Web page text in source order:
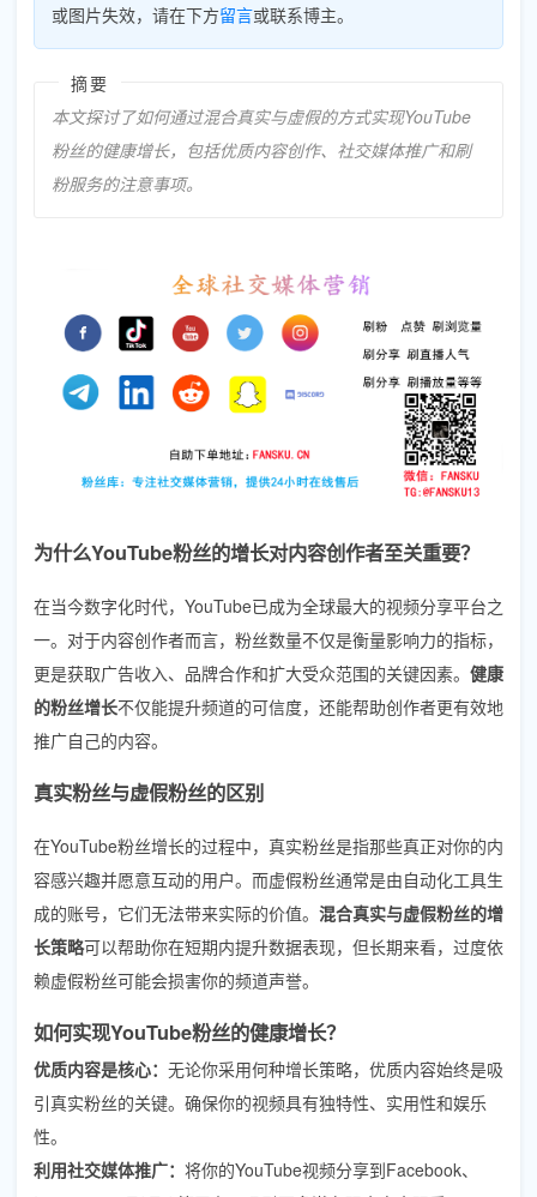
或图片失效，请在下方留言或联系博主。
摘要
本文探讨了如何通过混合真实与虚假的方式实现YouTube
粉丝的健康增长，包括优质内容创作、社交媒体推广和刷
粉服务的注意事项。
为什么YouTube粉丝的增长对内容创作者至关重要？
在当今数字化时代，YouTube已成为全球最大的视频分享平台之
一。对于内容创作者而言，粉丝数量不仅是衡量影响力的指标，
更是获取广告收入、品牌合作和扩大受众范围的关键因素。 健康
的粉丝增长不仅能提升频道的可信度，还能帮助创作者更有效地
推广自己的内容。
真实粉丝与虚假粉丝的区别
在YouTube粉丝增长的过程中，真实粉丝是指那些真正对你的内
容感兴趣并愿意互动的用户。而虚假粉丝通常是由自动化工具生
成的账号，它们无法带来实际的价值。 混合真实与虚假粉丝的增
长策略可以帮助你在短期内提升数据表现，但长期来看，过度依
赖虚假粉丝可能会损害你的频道声誉。
如何实现YouTube粉丝的健康增长？
优质内容是核心： 无论你采用何种增长策略，优质内容始终是吸
引真实粉丝的关键。确保你的视频具有独特性、实用性和娱乐
性。
利用社交媒体推广： 将你的YouTube视频分享到Facebook、